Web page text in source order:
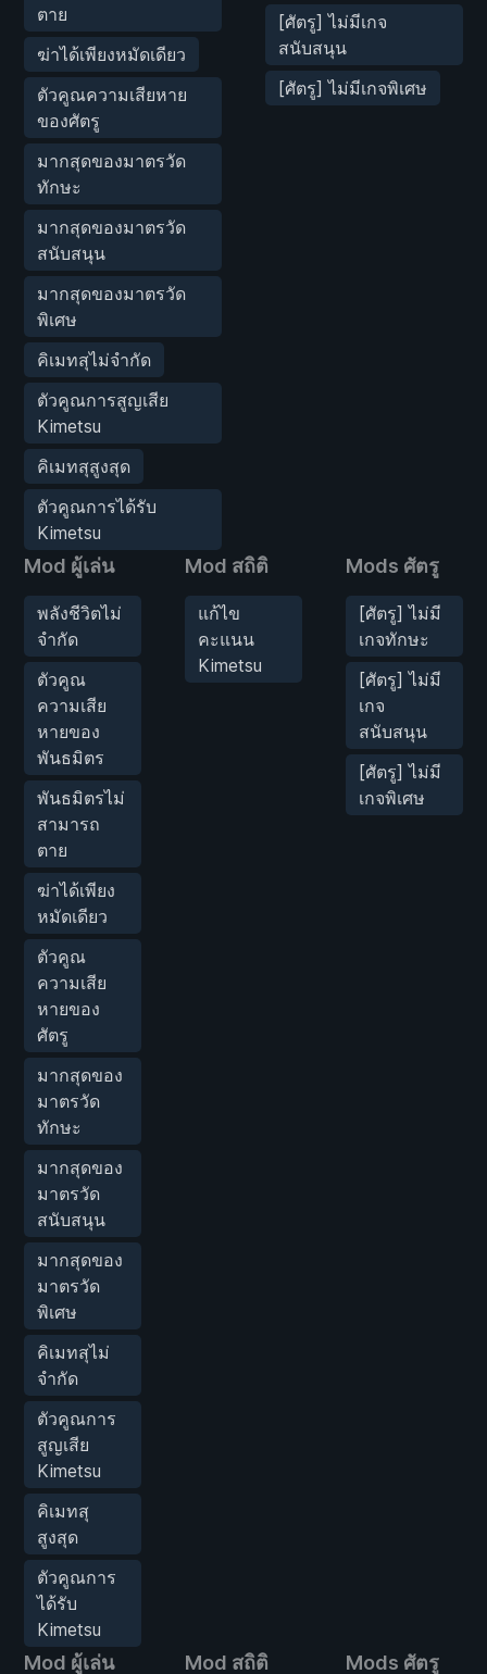
ตาย
ฆ่าได้เพียงหมัดเดียว
ตัวคูณความเสียหาย
ของศัตรู
มากสุดของมาตรวัด
ทักษะ
มากสุดของมาตรวัด
สนับสนุน
มากสุดของมาตรวัด
พิเศษ
คิเมทสุไม่จำกัด
ตัวคูณการสูญเสีย
Kimetsu
คิเมทสุสูงสุด
ตัวคูณการได้รับ
Kimetsu
[ศัตรู] ไม่มีเกจ
สนับสนุน
[ศัตรู] ไม่มีเกจพิเศษ
Mod ผู้เล่น
พลังชีวิตไม่
จำกัด
ตัวคูณ
ความเสีย
หายของ
พันธมิตร
พันธมิตรไม่
สามารถ
ตาย
ฆ่าได้เพียง
หมัดเดียว
ตัวคูณ
ความเสีย
หายของ
ศัตรู
มากสุดของ
มาตรวัด
ทักษะ
มากสุดของ
มาตรวัด
สนับสนุน
มากสุดของ
มาตรวัด
พิเศษ
คิเมทสุไม่
จำกัด
ตัวคูณการ
สูญเสีย
Kimetsu
คิเมทสุ
สูงสุด
ตัวคูณการ
ได้รับ
Kimetsu
Mod สถิติ
แก้ไข
คะแนน
Kimetsu
Mods ศัตรู
[ศัตรู] ไม่มี
เกจทักษะ
[ศัตรู] ไม่มี
เกจ
สนับสนุน
[ศัตรู] ไม่มี
เกจพิเศษ
Mod ผู้เล่น Mod สถิติ Mods ศัตรู